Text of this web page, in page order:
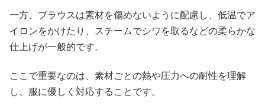
一方、ブラウスは素材を傷めないように配慮し、低温でア
イロンをかけたり、スチームでシワを取るなどの柔らかな
仕上げが一般的です。
ここで重要なのは、素材ごとの熱や圧力への耐性を理解
し、服に優しく対応することです。